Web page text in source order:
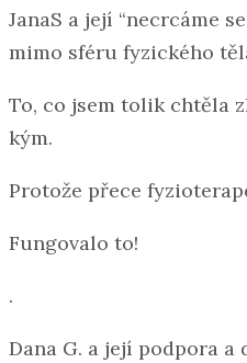
JanaS a její “necrcáme
mimo sféru fyzického
To, co jsem tolik chtěla
kým.
Protože přece
Fungovalo to!
.
Dana G. a její podpora